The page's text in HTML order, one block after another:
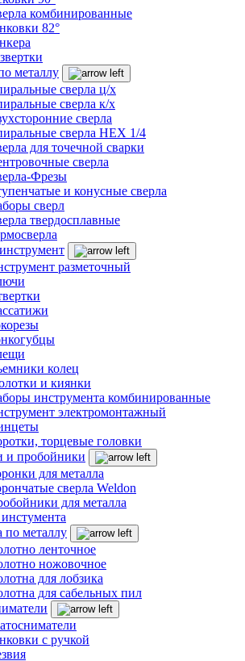
комбинированные
82°
металлу
сверла ц/х
сверла к/х
сверла
сверла HEX 1/4
для точечной сварки
сверла
Фрезы
и конусные сверла
сверл
твердосплавные
разметочный
колец
и киянки
инструмента комбинированные
электромонтажный
торцевые головки
и пробойники
для металла
сверла Weldon
для металла
по металлу
ленточное
ножовочное
для лобзика
для сабельных пил
с ручкой